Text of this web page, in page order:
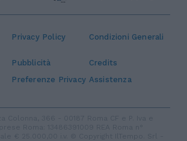
Privacy Policy Condizioni Generali
Pubblicità
Credits
Preferenze Privacy Assistenza